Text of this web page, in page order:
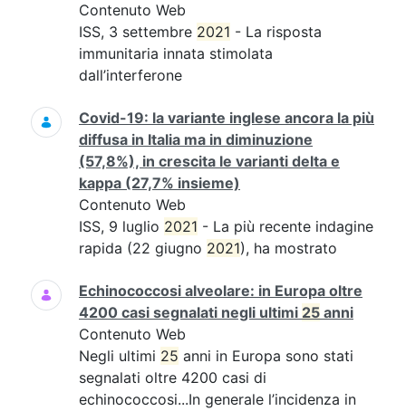
Contenuto Web
ISS, 3 settembre 2021 - La risposta
immunitaria innata stimolata
dall’interferone
Covid-19: la variante inglese ancora la più
diffusa in Italia ma in diminuzione
(57,8%), in crescita le varianti delta e
kappa (27,7% insieme)
Contenuto Web
ISS, 9 luglio 2021 - La più recente indagine
rapida (22 giugno 2021), ha mostrato
Echinococcosi alveolare: in Europa oltre
4200 casi segnalati negli ultimi 25 anni
Contenuto Web
Negli ultimi 25 anni in Europa sono stati
segnalati oltre 4200 casi di
echinococcosi...In generale l’incidenza in